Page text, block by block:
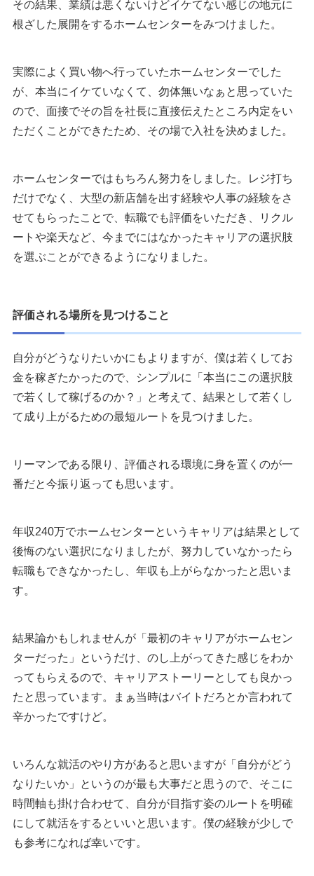
その結果、業績は悪くないけどイケてない感じの地元に
根ざした展開をするホームセンターをみつけました。
実際によく買い物へ行っていたホームセンターでした
が、本当にイケていなくて、勿体無いなぁと思っていた
ので、面接でその旨を社長に直接伝えたところ内定をい
ただくことができたため、その場で入社を決めました。
ホームセンターではもちろん努力をしました。レジ打ち
だけでなく、大型の新店舗を出す経験や人事の経験をさ
せてもらったことで、転職でも評価をいただき、リクル
ートや楽天など、今までにはなかったキャリアの選択肢
を選ぶことができるようになりました。
評価される場所を見つけること
自分がどうなりたいかにもよりますが、僕は若くしてお
金を稼ぎたかったので、シンプルに「本当にこの選択肢
で若くして稼げるのか？」と考えて、結果として若くし
て成り上がるための最短ルートを見つけました。
リーマンである限り、評価される環境に身を置くのが一
番だと今振り返っても思います。
年収240万でホームセンターというキャリアは結果として
後悔のない選択になりましたが、努力していなかったら
転職もできなかったし、年収も上がらなかったと思いま
す。
結果論かもしれませんが「最初のキャリアがホームセン
ターだった」というだけ、のし上がってきた感じをわか
ってもらえるので、キャリアストーリーとしても良かっ
たと思っています。まぁ当時はバイトだろとか言われて
辛かったですけど。
いろんな就活のやり方があると思いますが「自分がどう
なりたいか」というのが最も大事だと思うので、そこに
時間軸も掛け合わせて、自分が目指す姿のルートを明確
にして就活をするといいと思います。僕の経験が少しで
も参考になれば幸いです。